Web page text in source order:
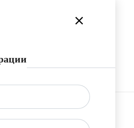
Торговая информация ГТСБТ
свежие